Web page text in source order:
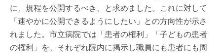
に、規程を公開するべき、と求めました。これに対して
「速やかに公開できるようにしたい」との方向性が示さ
れました。市立病院では「患者の権利」「子どもの患者
の権利」を、それぞれ院内に掲示し職員にも患者にも周